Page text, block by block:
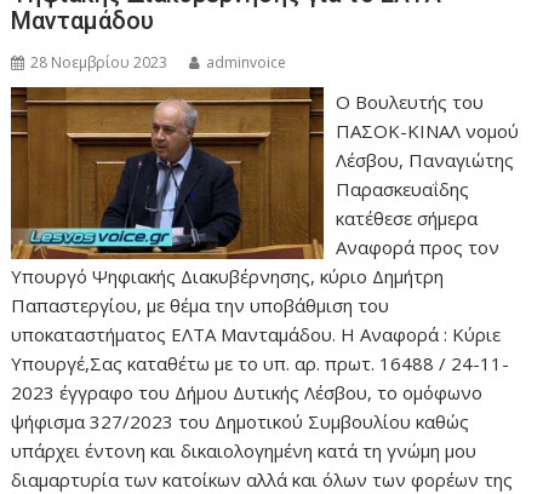
Μανταμάδου
28 Νοεμβρίου 2023 adminvoice
Ο Βουλευτής του
ΠΑΣΟΚ-ΚΙΝΑΛ νομού
Λέσβου, Παναγιώτης
Παρασκευαΐδης
κατέθεσε σήμερα
Αναφορά προς τον
Υπουργό Ψηφιακής Διακυβέρνησης, κύριο Δημήτρη
Παπαστεργίου, με θέμα την υποβάθμιση του
υποκαταστήματος ΕΛΤΑ Μανταμάδου. Η Αναφορά : Κύριε
Υπουργέ,Σας καταθέτω με το υπ. αρ. πρωτ. 16488 / 24-11-
2023 έγγραφο του Δήμου Δυτικής Λέσβου, το ομόφωνο
ψήφισμα 327/2023 του Δημοτικού Συμβουλίου καθώς
υπάρχει έντονη και δικαιολογημένη κατά τη γνώμη μου
διαμαρτυρία των κατοίκων αλλά και όλων των φορέων της